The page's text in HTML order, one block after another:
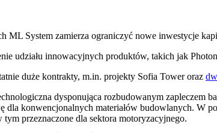
ML System zamierza ograniczyć nowe inwestycje
udziału innowacyjnych produktów, takich jak
duże kontrakty, m.in. projekty Sofia Tower oraz
dysponująca rozbudowanym
dla konwencjonalnych materiałów budowlanych. W
tym przeznaczone dla sektora motoryzacyjnego.